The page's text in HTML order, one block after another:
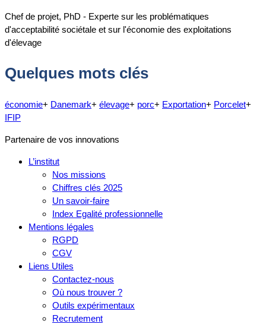
Chef de projet, PhD - Experte sur les problématiques
d'acceptabilité sociétale et sur l'économie des exploitations
d'élevage
Quelques mots clés
économie+ Danemark+ élevage+ porc+ Exportation+ Porcelet+
IFIP
Partenaire de vos innovations
L’institut
Nos missions
Chiffres clés 2025
Un savoir-faire
Index Egalité professionnelle
Mentions légales
RGPD
CGV
Liens Utiles
Contactez-nous
Où nous trouver ?
Outils expérimentaux
Recrutement